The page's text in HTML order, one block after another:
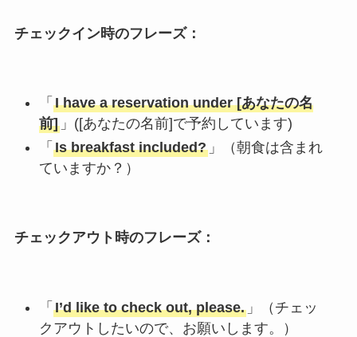
チェックイン時のフレーズ：
「I have a reservation under [あなたの名
前] 」([あなたの名前]で予約しています)
「Is breakfast included? 」（朝食は含まれ
ていますか？）
チェックアウト時のフレーズ：
「I’d like to check out, please. 」（チェッ
クアウトしたいので、お願いします。）